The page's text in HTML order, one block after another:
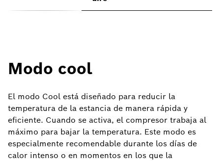
Modo cool
El modo Cool está diseñado para reducir la
temperatura de la estancia de manera rápida y
eficiente. Cuando se activa, el compresor trabaja al
máximo para bajar la temperatura. Este modo es
especialmente recomendable durante los días de
calor intenso o en momentos en los que la